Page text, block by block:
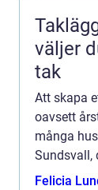
väljer
tak
Att skapa
oavsett
många
Sundsvall,
kyliga, har
Felicia